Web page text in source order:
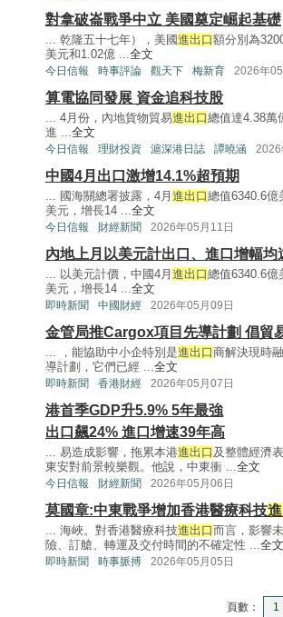
對拿破崙戰爭中立 美國奠定崛起基礎
... 乾隆五十七年），美國進出口額分別為
美元和1.02億 ... 全文
今日信報 時事評論 觀天下 梅新育 2026年
算電協同發展 資金追科技股
... 4月份，內地貨物貿易進出口總值達4.38萬
進 ... 全文
今日信報 理財投資 滬深港日誌 譚曉涵 2026
中國4月出口激增14.1%超預期
... 國海關總署披露，4月 進出口總值6340.6億
美元，增長14 ... 全文
今日信報 財經新聞 2026年05月11日
內地上月以美元計出口、進口增幅均
... 以美元計價，中國4月 進出口總值6340.6億
美元，增長14 ... 全文
即時新聞 中國財經 2026年05月09日
金管局推Cargox項目先導計劃 倡貿
... ，能協助中小企特別是進出口商解決現時
導計劃，它們已經 ... 全文
即時新聞 香港財經 2026年05月07日
港首季GDP升5.9% 5年最強
出口飆24% 進口增速39年高
... 易造成影響，拖累本港進出口 及整體經濟
東安對前景較樂觀。他說，中東衝 ... 全文
今日信報 財經新聞 2026年05月06日
莫國章:中東戰爭增加香港醫療科技
... 海峽。對香港醫療科技進出口而言，影響
險、訂艙、轉運及交付時間的不確定性 ... 全文
即時新聞 時事脈搏 2026年05月05日
頁數： 1